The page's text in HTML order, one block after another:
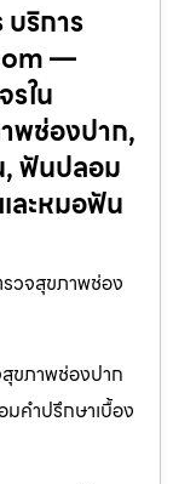
ริการ
—
ใน
พช่องปาก,
ฟันปลอม
ละหมอฟัน
วจสุขภาพช่อง
ขภาพช่องปาก
คำปรึกษาเบื้อง